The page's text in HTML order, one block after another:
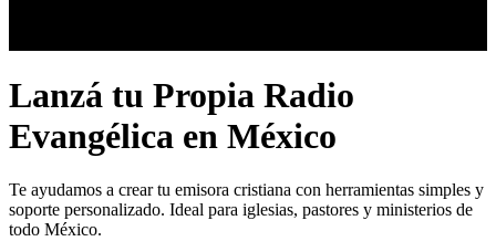
Lanzá tu Propia Radio
Evangélica en México
Te ayudamos a crear tu emisora cristiana con herramientas simples y
soporte personalizado. Ideal para iglesias, pastores y ministerios de
todo México.